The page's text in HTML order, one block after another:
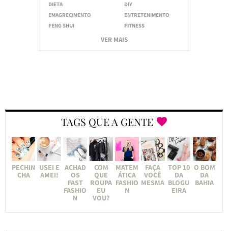
DIETA
DIY
EMAGRECIMENTO
ENTRETENIMENTO
FENG SHUI
FITNESS
VER MAIS
TAGS QUE A GENTE
PECHIN
CHA
USEI E
AMEI!
ACHAD
OS
FAST
FASHIO
N
COM
QUE
ROUPA
EU
VOU?
MATEM
ÁTICA
FASHIO
N
FAÇA
VOCÊ
MESMA
TOP 10
DA
BLOGU
EIRA
O BOM
DA
BAHIA